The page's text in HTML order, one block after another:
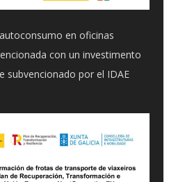
en oficinas
con un investimento
subvencionado por el IDAE